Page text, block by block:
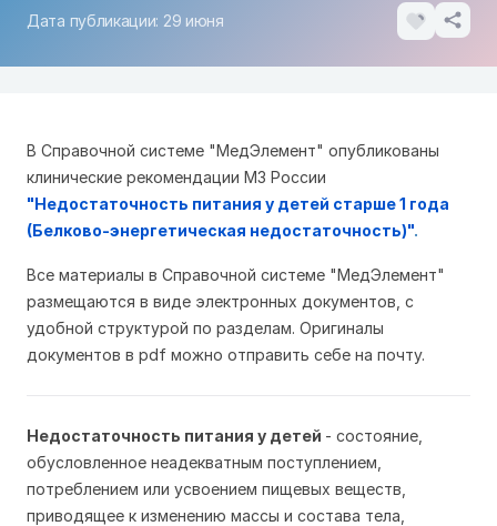
Дата публикации: 29 июня
В Справочной системе "МедЭлемент" опубликованы
клинические рекомендации МЗ России
"Недостаточность питания у детей старше 1 года
(Белково-энергетическая недостаточность)".
Все материалы в Справочной системе "МедЭлемент"
размещаются в виде электронных документов, с
удобной структурой по разделам. Оригиналы
документов в pdf можно отправить себе на почту.
Недостаточность питания у детей - состояние,
обусловленное неадекватным поступлением,
потреблением или усвоением пищевых веществ,
приводящее к изменению массы и состава тела,